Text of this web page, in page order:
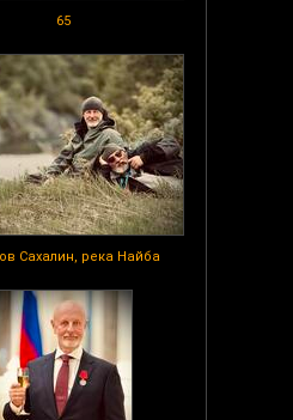
65
Сахалин, река Найба